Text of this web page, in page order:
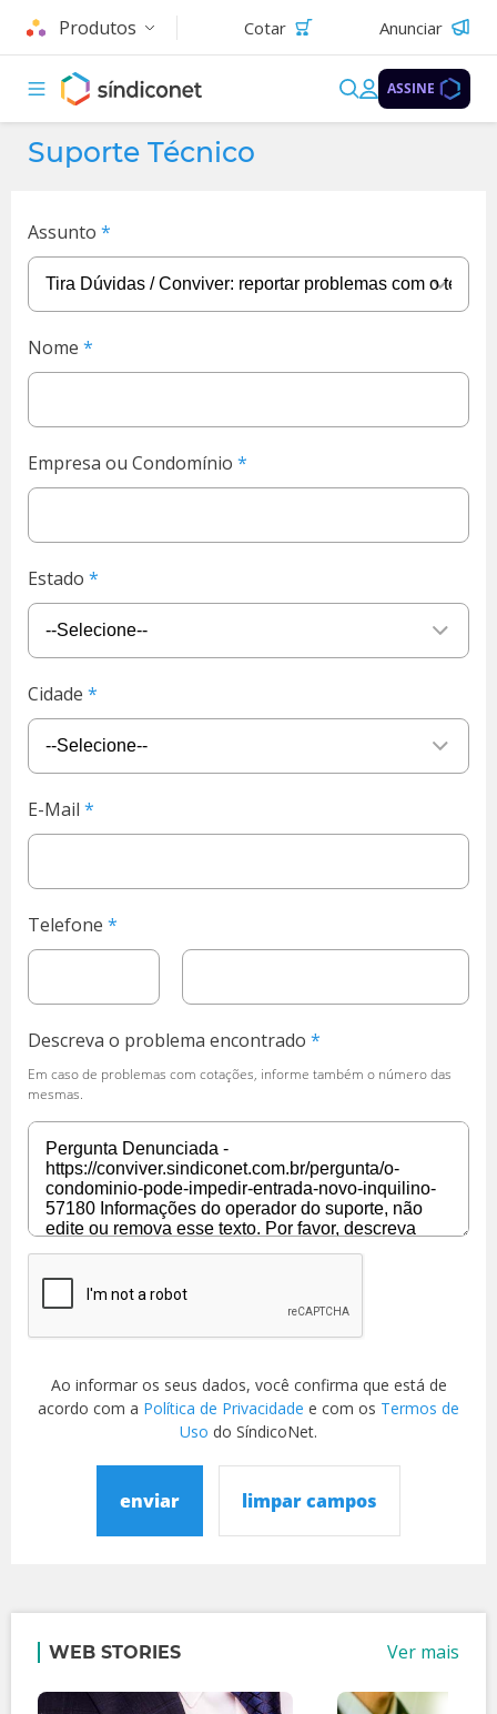
Produtos Cotar Anunciar
ASSINE
Suporte Técnico
Assunto
Nome
Empresa ou Condomínio
Estado
Cidade
E-Mail
Telefone
Descreva o problema encontrado
Em caso de problemas com cotações, informe também o número das
mesmas.
Ao informar os seus dados, você confirma que está de
acordo com a Política de Privacidade e com os Termos de
Uso do SíndicoNet.
enviar limpar campos
WEB STORIES Ver mais